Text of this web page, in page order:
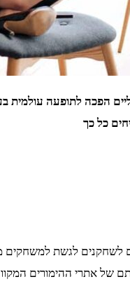
הפכה לתופעה עולמית
כל כך
לשחקנים לגשת למשחקים
של אתרי ההימורים